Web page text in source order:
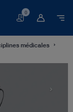
Panier
0
médicales